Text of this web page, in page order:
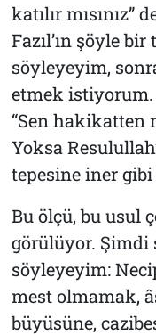
katılır mısınız”
Fazıl’ın şöyle
söyleyeyim,
etmek istiyorum.
“Sen hakikatten
Yoksa
tepesine iner
Bu ölçü, bu usul
görülüyor.
söyleyeyim:
mest olmamak,
büyüsüne,